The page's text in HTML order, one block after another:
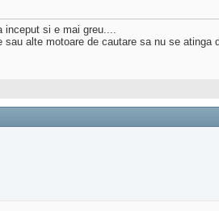
inceput si e mai greu....
alte motoare de cautare sa nu se